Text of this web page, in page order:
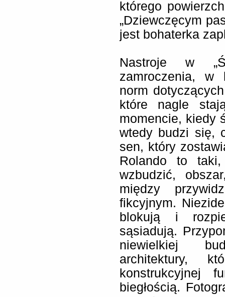
którego
„Dziewczęcym
jest bohaterka
Nastroje w
zamroczenia, w
norm
które nagle
momencie, kiedy
wtedy budzi się,
sen, który
Rolando to
wzbudzić,
między
fikcyjnym.
blokują i
sąsiadują.
niewielkiej
architektury,
konstrukcyjnej
biegłością.